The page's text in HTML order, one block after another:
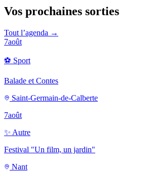
Vos prochaines sorties
Tout l’agenda →
7août
⚽ Sport
Balade et Contes
Saint-Germain-de-Calberte
7août
✨ Autre
Festival "Un film, un jardin"
Nant